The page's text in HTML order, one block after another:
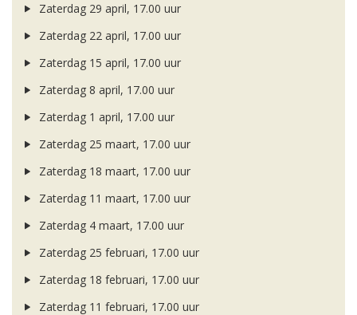
Zaterdag 29 april, 17.00 uur
Zaterdag 22 april, 17.00 uur
Zaterdag 15 april, 17.00 uur
Zaterdag 8 april, 17.00 uur
Zaterdag 1 april, 17.00 uur
Zaterdag 25 maart, 17.00 uur
Zaterdag 18 maart, 17.00 uur
Zaterdag 11 maart, 17.00 uur
Zaterdag 4 maart, 17.00 uur
Zaterdag 25 februari, 17.00 uur
Zaterdag 18 februari, 17.00 uur
Zaterdag 11 februari, 17.00 uur